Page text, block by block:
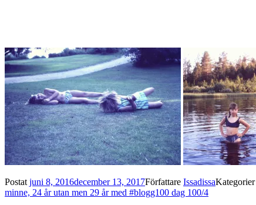
Postat juni 8, 2016december 13, 2017Författare IssadissaKategorier
minne, 24 år utan men 29 år med #blogg100 dag 100/4